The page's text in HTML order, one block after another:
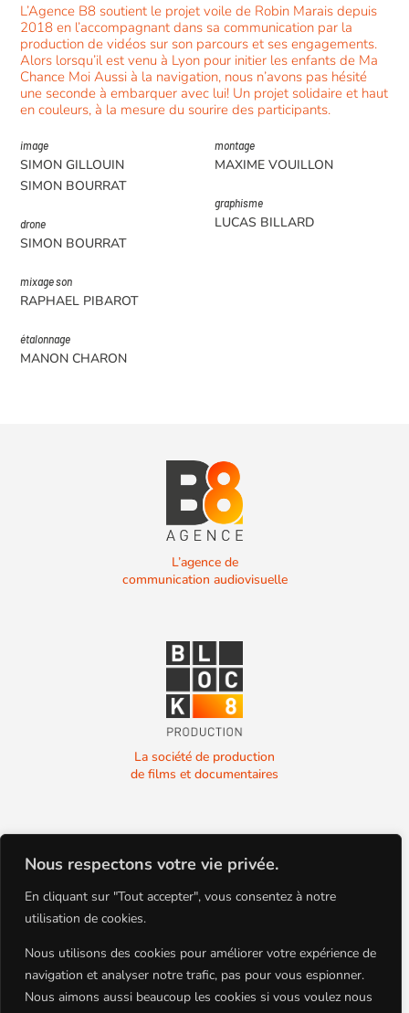
Nous respectons votre vie privée.
En cliquant sur "Tout accepter", vous consentez à notre
utilisation de cookies.
Nous utilisons des cookies pour améliorer votre expérience de
navigation et analyser notre trafic, pas pour vous espionner.
Nous aimons aussi beaucoup les cookies si vous voulez nous
L’Agence B8 soutient le projet voile de Robin Marais depuis
2018 en l’accompagnant dans sa communication par la
production de vidéos sur son parcours et ses engagements.
Alors lorsqu’il est venu à Lyon pour initier les enfants de Ma
Chance Moi Aussi à la navigation, nous n’avons pas hésité
une seconde à embarquer avec lui! Un projet solidaire et haut
en couleurs, à la mesure du sourire des participants.
image
SIMON GILLOUIN
SIMON BOURRAT
drone
SIMON BOURRAT
montage
MAXIME VOUILLON
graphisme
LUCAS BILLARD
mixage son
RAPHAEL PIBAROT
étalonnage
MANON CHARON
L’agence de
communication audiovisuelle
La société de production
de films et documentaires
La société de production
de films et documentaires